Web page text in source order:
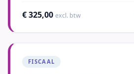
€ 325,00 excl. btw
FISCAAL